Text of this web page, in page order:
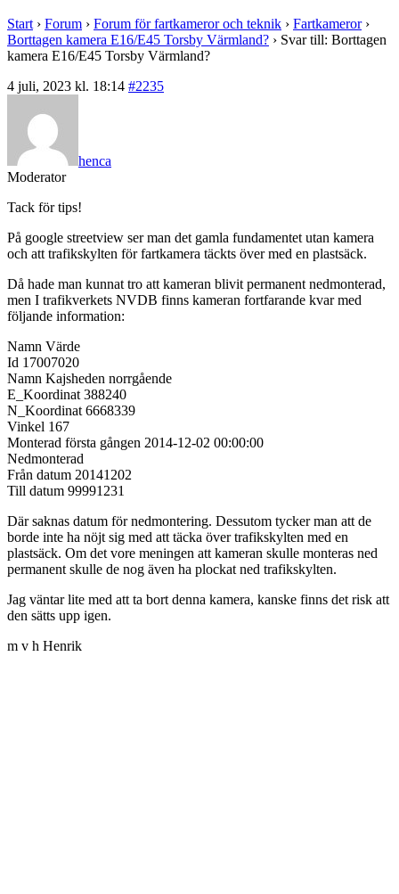
Start › Forum › Forum för fartkameror och teknik › Fartkameror ›
Borttagen kamera E16/E45 Torsby Värmland? › Svar till: Borttagen
kamera E16/E45 Torsby Värmland?
4 juli, 2023 kl. 18:14 #2235
henca
Moderator
Tack för tips!
På google streetview ser man det gamla fundamentet utan kamera
och att trafikskylten för fartkamera täckts över med en plastsäck.
Då hade man kunnat tro att kameran blivit permanent nedmonterad,
men I trafikverkets NVDB finns kameran fortfarande kvar med
följande information:
Namn Värde
Id 17007020
Namn Kajsheden norrgående
E_Koordinat 388240
N_Koordinat 6668339
Vinkel 167
Monterad första gången 2014-12-02 00:00:00
Nedmonterad
Från datum 20141202
Till datum 99991231
Där saknas datum för nedmontering. Dessutom tycker man att de
borde inte ha nöjt sig med att täcka över trafikskylten med en
plastsäck. Om det vore meningen att kameran skulle monteras ned
permanent skulle de nog även ha plockat ned trafikskylten.
Jag väntar lite med att ta bort denna kamera, kanske finns det risk att
den sätts upp igen.
m v h Henrik